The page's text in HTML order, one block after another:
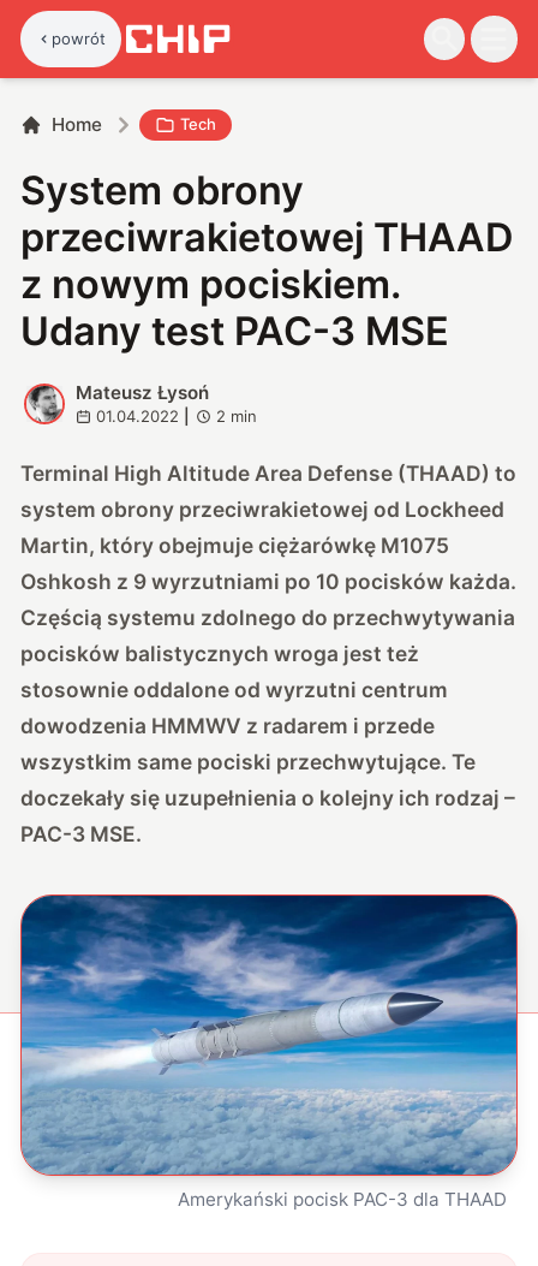
powrót
Home Tech
System obrony
przeciwrakietowej THAAD
z nowym pociskiem.
Udany test PAC-3 MSE
M
Mateusz Łysoń
01.04.2022 2 min
Terminal High Altitude Area Defense (THAAD) to
system obrony przeciwrakietowej od Lockheed
Martin, który obejmuje ciężarówkę M1075
Oshkosh z 9 wyrzutniami po 10 pocisków każda.
Częścią systemu zdolnego do przechwytywania
pocisków balistycznych wroga jest też
stosownie oddalone od wyrzutni centrum
dowodzenia HMMWV z radarem i przede
wszystkim same pociski przechwytujące. Te
doczekały się uzupełnienia o kolejny ich rodzaj –
PAC-3 MSE.
Amerykański pocisk PAC-3 dla THAAD